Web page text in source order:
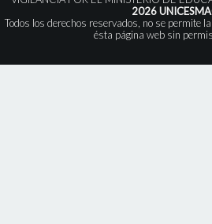
2026
Todos los derechos reservados, no se permite
ésta página web sin